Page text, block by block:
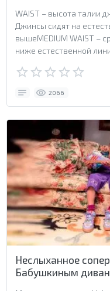
WAIST – высота талии
Джинсы сидят на
вышеMEDIUM WAIST –
ниже естественной
2066
Неслыханное
Бабушкиным